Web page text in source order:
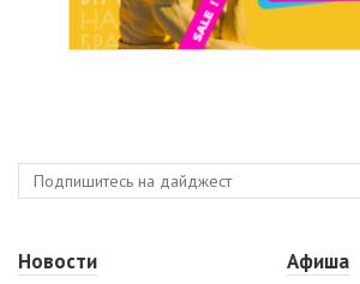
Новости
Афиша